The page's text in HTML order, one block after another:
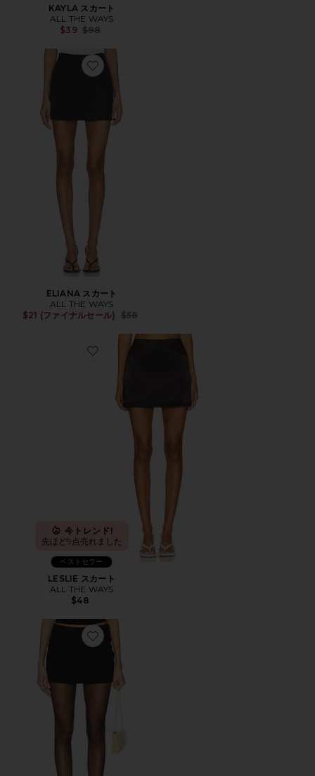
KAYLA スカート
ALL THE WAYS
$39 Previous price:
$98
Favorite ELIANA スカート
ELIANA スカート
ALL THE WAYS
$21 (ファイナルセール)
Previous price:
$58
Favorite LESLIE スカート
今トレンド!
先ほど9点売れました
ベストセラー
LESLIE スカート
ALL THE WAYS
$48
Favorite ARIELLE スカート